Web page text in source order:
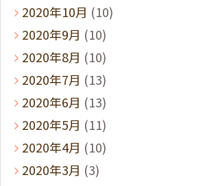
2020年10月 (10)
2020年9月 (10)
2020年8月 (10)
2020年7月 (13)
2020年6月 (13)
2020年5月 (11)
2020年4月 (10)
2020年3月 (3)